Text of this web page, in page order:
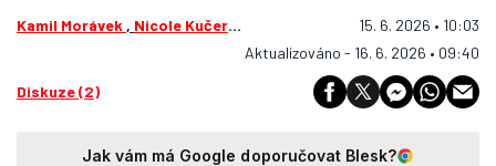
Kamil Morávek , Nicole Kučerová
15. 6. 2026 • 10:03
Aktualizováno - 16. 6. 2026 • 09:40
Diskuze (2)
Jak vám má Google doporučovat Blesk?